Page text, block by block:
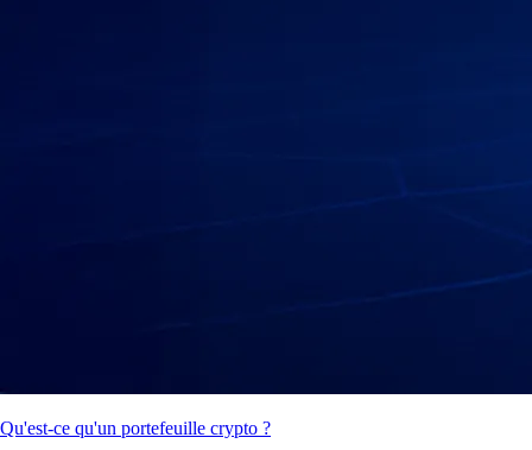
Qu'est-ce qu'un portefeuille crypto ?